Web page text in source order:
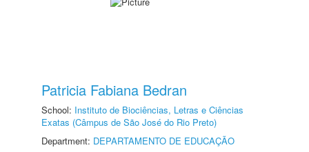
Patricia Fabiana Bedran
School: Instituto de Biociências, Letras e Ciências
Exatas (Câmpus de São José do Rio Preto)
Department: DEPARTAMENTO DE EDUCAÇÃO